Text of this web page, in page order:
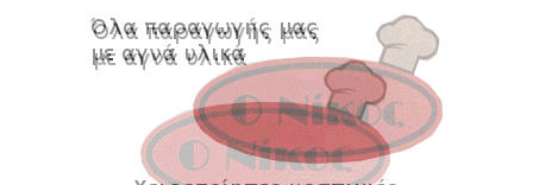
August 08, 2026
SLIDE
Tα εισιτήρια για το φιλικό τουρνουά του
Bόλου
August 08, 2026